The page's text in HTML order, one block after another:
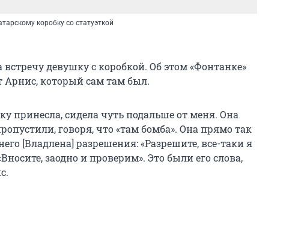
коробку со статуэткой
встречу девушку с коробкой. Об этом «Фонтанке»
Арнис, который сам там был.
принесла, сидела чуть подальше от меня. Она
говоря, что «там бомба». Она прямо так
[Владлена] разрешения: «Разрешите, все-таки я
заодно и проверим». Это были его слова,